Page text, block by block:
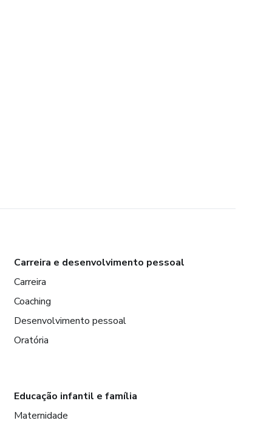
Carreira e desenvolvimento pessoal
Carreira
Coaching
Desenvolvimento pessoal
Oratória
Educação infantil e família
Maternidade